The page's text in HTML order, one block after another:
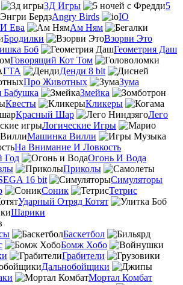
3Д Игры
5
Angry Birds
IO
Ева
Ам Ням
Бродилки
Взорви Это
Боб
Геометрия Даш
Говорящий Кот Том
ГТА
Денди 8 bit
Про Животных
Зума
Бабушка
Змейка
Квесты
Кликеры
Красный Шар
Лего
Логические Игры
Машинка Вилли
На Внимание И Ловкость
Год
Огонь И Вода
Приколы
16 bit
Симуляторы
Соник
Тетрис
Ударный Отряд Котят
Шарики
Баскетбол
Бомж Хобо
Грабители
Дальнобойщики
Мортал Комбат